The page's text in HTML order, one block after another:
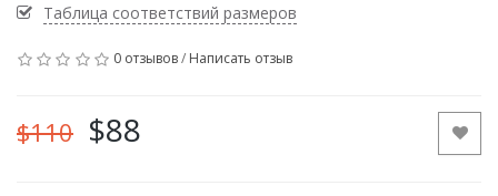
Таблица соответствий размеров
0 отзывов/ Написать отзыв
$110 $88